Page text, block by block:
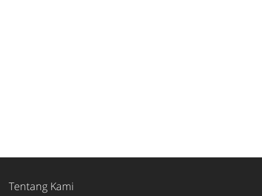
Tentang Kami